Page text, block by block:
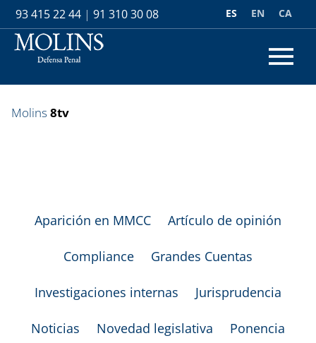
93 415 22 44 | 91 310 30 08 CA
EN
ES
Molins8tv
Aparición en MMCC Artículo de opinión
Compliance Grandes Cuentas
Investigaciones internas Jurisprudencia
Noticias Novedad legislativa Ponencia